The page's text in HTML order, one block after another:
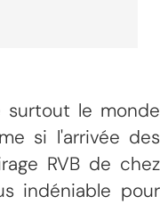
surtout le monde
si l'arrivée des
RVB de chez
indéniable pour